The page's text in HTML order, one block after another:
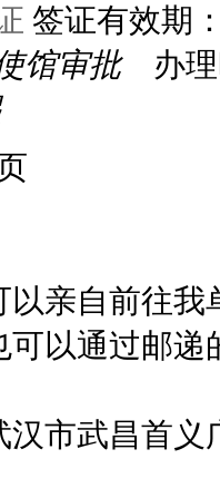
签证有效期
馆审批办理
以亲自前往
可以通过邮
市武昌首